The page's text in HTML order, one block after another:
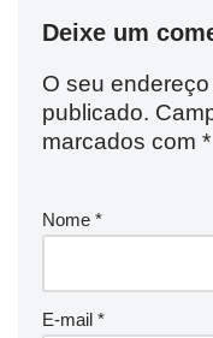
Deixe um
O seu
publicado.
marcados com *
Nome *
E-mail *